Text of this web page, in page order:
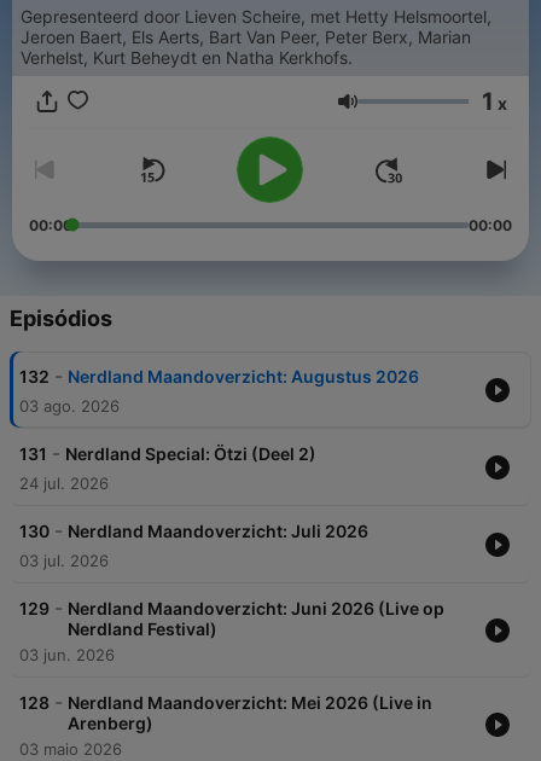
Gepresenteerd door Lieven Scheire, met Hetty Helsmoortel,
Jeroen Baert, Els Aerts, Bart Van Peer, Peter Berx, Marian
Verhelst, Kurt Beheydt en Natha Kerkhofs.
Volume 1 x
00:00 00:00
Episódios
132 - Nerdland Maandoverzicht: Augustus 2026
03 ago. 2026
131 - Nerdland Special: Ötzi (Deel 2)
24 jul. 2026
130 - Nerdland Maandoverzicht: Juli 2026
03 jul. 2026
129 - Nerdland Maandoverzicht: Juni 2026 (Live op
Nerdland Festival)
03 jun. 2026
128 - Nerdland Maandoverzicht: Mei 2026 (Live in
Arenberg)
03 maio 2026